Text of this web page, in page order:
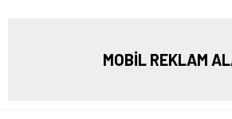
MOBİL REKLAM